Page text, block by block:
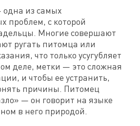
из самых
проблем, с которой
Многие совершают
ругать питомца или
что только усугубляет
деле, метки — это сложная
и чтобы ее устранить,
причины. Питомец
— он говорит на языке
в него природой.